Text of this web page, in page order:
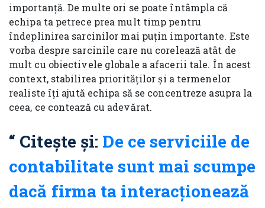
importanță. De multe ori se poate întâmpla că
echipa ta petrece prea mult timp pentru
îndeplinirea sarcinilor mai puțin importante. Este
vorba despre sarcinile care nu corelează atât de
mult cu obiectivele globale a afacerii tale. În acest
context, stabilirea priorităților și a termenelor
realiste îți ajută echipa să se concentreze asupra la
ceea, ce contează cu adevărat.
Citește și: De ce serviciile de
contabilitate sunt mai scumpe
dacă firma ta interacționează